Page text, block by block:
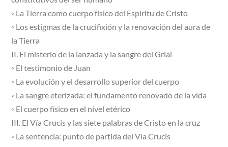
◦ La Tierra como cuerpo físico del Espíritu de Cristo
◦ Los estigmas de la crucifixión y la renovación del aura de
la Tierra
II. El misterio de la lanzada y la sangre del Grial
◦ El testimonio de Juan
◦ La evolución y el desarrollo superior del cuerpo
◦ La sangre eterizada: el fundamento renovado de la vida
◦ El cuerpo físico en el nivel etérico
III. El Vía Crucis y las siete palabras de Cristo en la cruz
◦ La sentencia: punto de partida del Vía Crucis